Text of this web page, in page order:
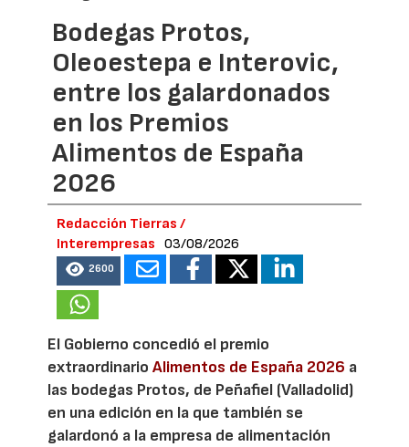
Bodegas Protos,
Oleoestepa e Interovic,
entre los galardonados
en los Premios
Alimentos de España
2026
Redacción Tierras /
Interempresas
03/08/2026
2600
El Gobierno concedió el premio
extraordinarioAlimentos de España 2026 a
las bodegas Protos, de Peñafiel (Valladolid)
en una edición en la que también se
galardonó a la empresa de alimentación